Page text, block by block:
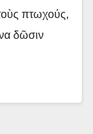
πτωχούς,
δῶσιν